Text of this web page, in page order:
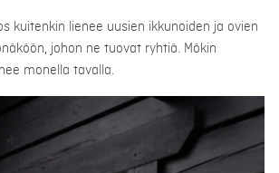
kuitenkin lienee uusien ikkunoiden ja ovien
johon ne tuovat ryhtiä. Mökin
monella tavalla.